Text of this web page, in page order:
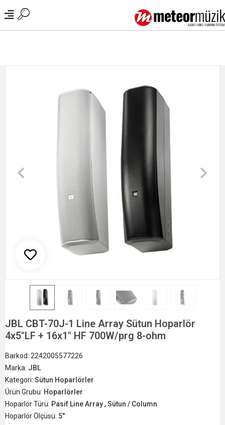
JBL CBT-70J-1 Line Array Sütun Hoparlör
4x5"LF + 16x1" HF 700W/prg 8-ohm
Barkod: 2242005577226
Marka: JBL
Kategori: Sütun Hoparlörler
Ürün Grubu: Hoparlörler
Hoparlör Türü: Pasif Line Array, Sütun / Column
Hoparlör Ölçüsü: 5"